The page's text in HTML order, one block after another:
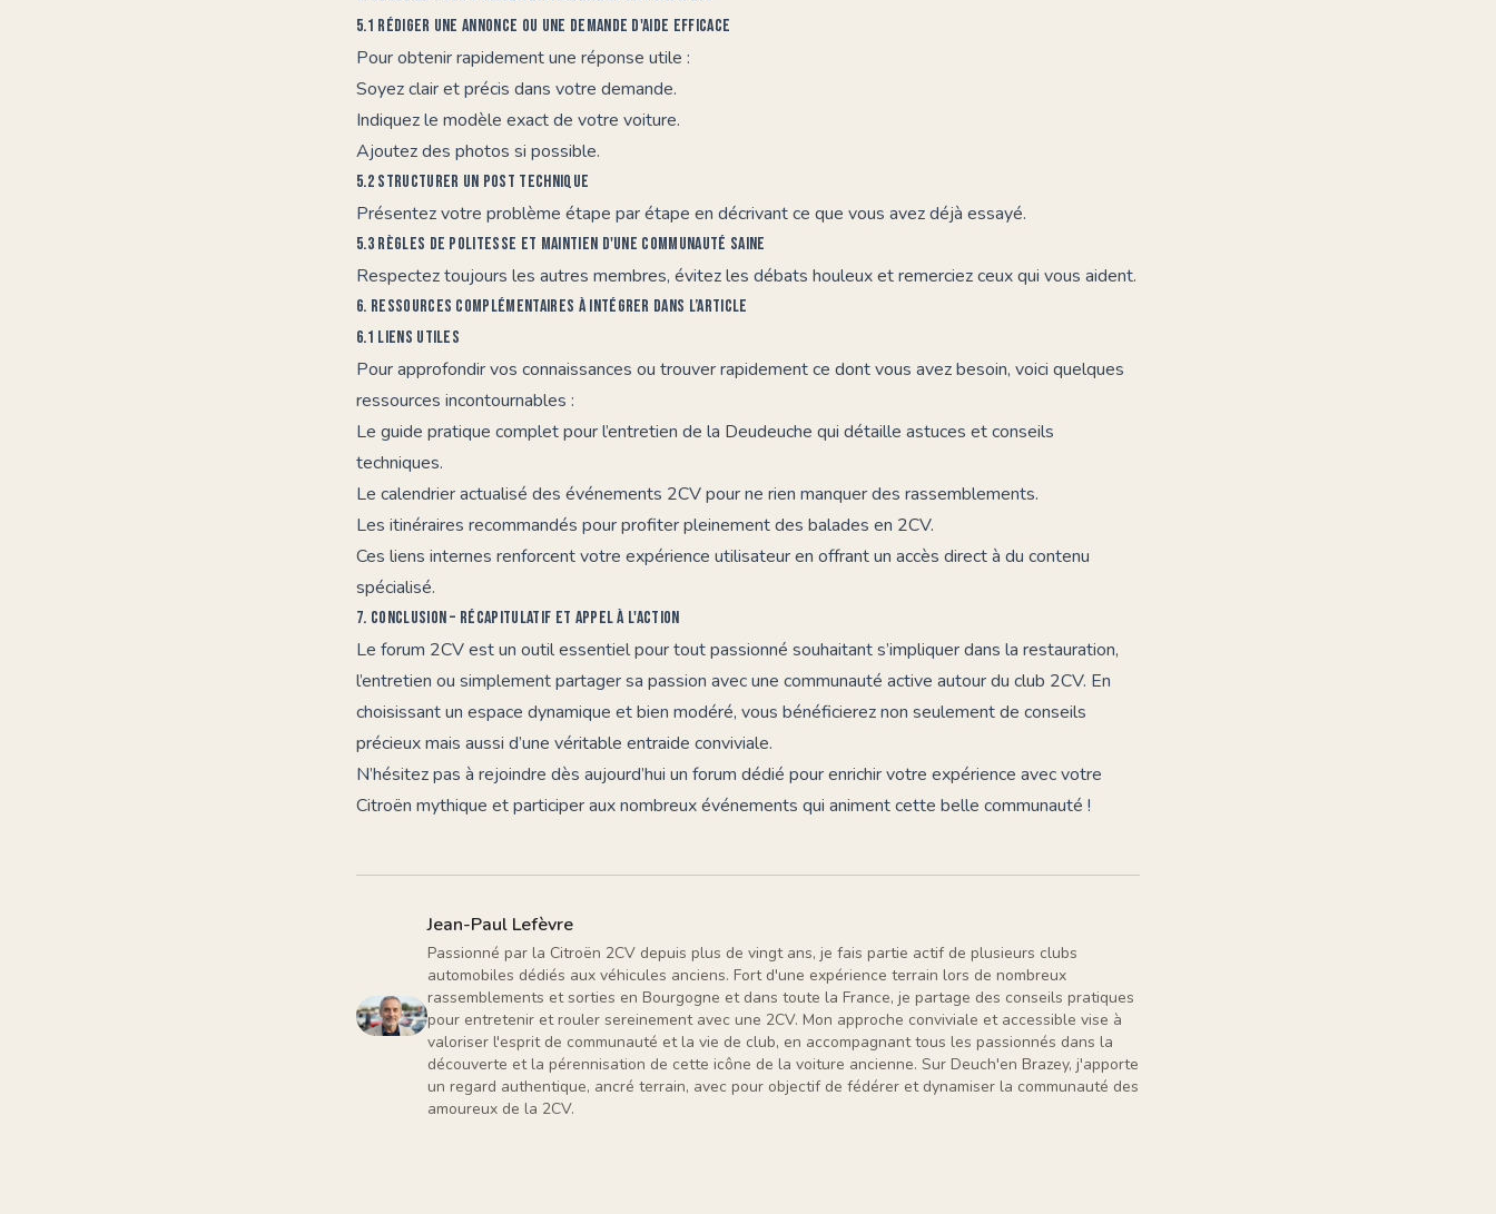
5.1 Rédiger une annonce ou une demande d'aide efficace
Pour obtenir rapidement une réponse utile :
Soyez clair et précis dans votre demande.
Indiquez le modèle exact de votre voiture.
Ajoutez des photos si possible.
5.2 Structurer un post technique
Présentez votre problème étape par étape en décrivant ce que vous avez déjà essayé.
5.3 Règles de politesse et maintien d'une communauté saine
Respectez toujours les autres membres, évitez les débats houleux et remerciez ceux qui vous aident.
6. Ressources complémentaires à intégrer dans l’article
6.1 Liens utiles
Pour approfondir vos connaissances ou trouver rapidement ce dont vous avez besoin, voici quelques
ressources incontournables :
Le guide pratique complet pour l’entretien de la Deudeuche qui détaille astuces et conseils
techniques.
Le calendrier actualisé des événements 2CVpour ne rien manquer des rassemblements.
Les itinéraires recommandés pour profiter pleinement des balades en 2CV.
Ces liens internes renforcent votre expérience utilisateur en offrant un accès direct à du contenu
spécialisé.
7. Conclusion – récapitulatif et appel à l'action
Le forum 2CVest un outil essentiel pour tout passionné souhaitant s’impliquer dans la restauration,
l’entretien ou simplement partager sa passion avec une communauté active autour du club 2CV. En
choisissant un espace dynamique et bien modéré, vous bénéficierez non seulement de conseils
précieux mais aussi d’une véritable entraide conviviale.
N’hésitez pas à rejoindre dès aujourd’hui un forum dédié pour enrichir votre expérience avec votre
Citroën mythique et participer aux nombreux événements qui animent cette belle communauté !
Jean-Paul Lefèvre
Passionné par la Citroën 2CV depuis plus de vingt ans, je fais partie actif de plusieurs clubs
automobiles dédiés aux véhicules anciens. Fort d'une expérience terrain lors de nombreux
rassemblements et sorties en Bourgogne et dans toute la France, je partage des conseils pratiques
pour entretenir et rouler sereinement avec une 2CV. Mon approche conviviale et accessible vise à
valoriser l'esprit de communauté et la vie de club, en accompagnant tous les passionnés dans la
découverte et la pérennisation de cette icône de la voiture ancienne. Sur Deuch'en Brazey, j'apporte
un regard authentique, ancré terrain, avec pour objectif de fédérer et dynamiser la communauté des
amoureux de la 2CV.